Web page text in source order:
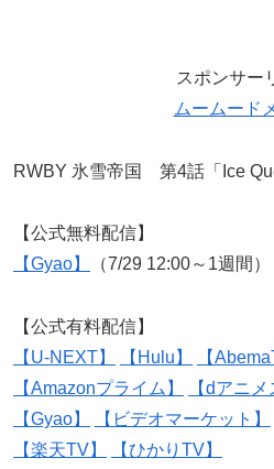
スポンサー
ムームード
RWBY 氷雪帝国 第4話「Ice
【公式無料配信】
【Gyao】
（7/29 12:00～1週間）
【公式有料配信】
【U-NEXT】
【Hulu】
【
【Amazonプライム】
【dアニメ
【Gyao】
【ビデオマーケット】
【楽天TV】
【ひかりTV】